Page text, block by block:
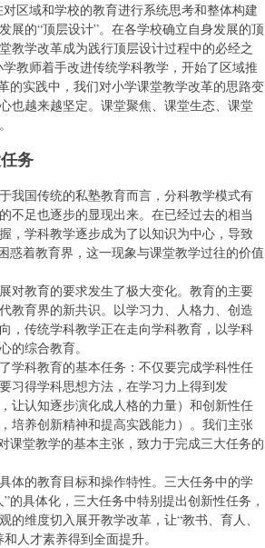
区域和学校的教育进行系统思考和整体构建
展的“顶层设计”。在各学校确立自身发展的顶
教学改革成为践行顶层设计过程中的必经之
教师着手改进传统学科教学，开始了区域推
的实践中，我们对小学课堂教学改革的思路变
也越来越坚定。课堂聚焦、课堂生态、课堂
务
我国传统的私塾教育而言，分科教学模式有
不足也逐步的显现出来。在已经过去的相当
，学科教学逐步成为了以知识为中心，导致
惑着教育界，这一现象与课堂教学过往的价值
对教育的要求发生了极大变化。教育的主要
教育界的新共识。以学习力、人格力、创造
，传统学科教学正在走向学科教育，以学科
的综合教育。
学科教育的基本任务：不仅要完成学科性任
习得学科思想方法，在学习力上得到发
让认知逐步演化成人格的力量）和创新性任
培养创新精神和提高实践能力）。我们主张
课堂教学的基本主张，致力于完成三大任务的
体的教育目标和操作特性。三大任务中的学
具体化，三大任务中特别提出创新性任务，
维度切入展开教学改革，让“教书、育人、
人才素养得到全面提升。